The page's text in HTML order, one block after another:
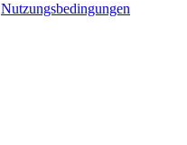
Nutzungsbedingungen